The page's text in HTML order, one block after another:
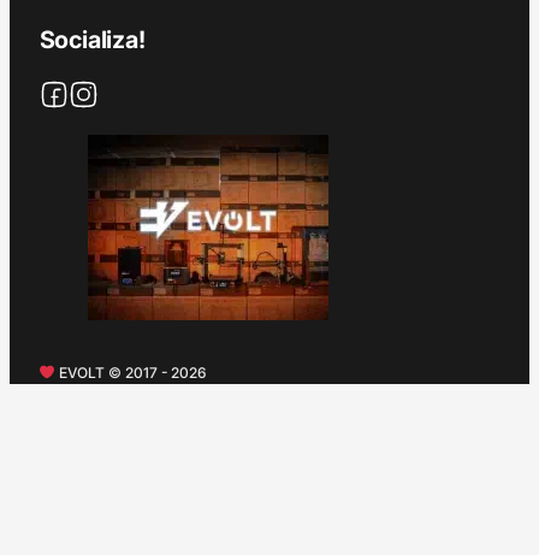
Socializa!
EVOLT © 2017 - 2026